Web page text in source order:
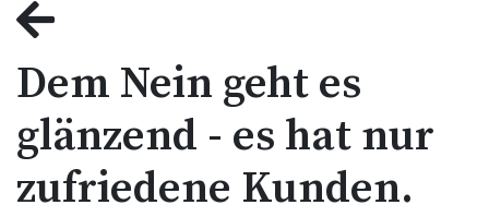
Dem Nein geht es
glänzend - es hat nur
zufriedene Kunden.